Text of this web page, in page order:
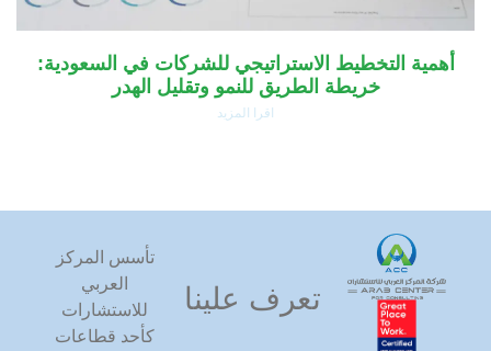
أهمية التخطيط الاستراتيجي للشركات في السعودية:
خريطة الطريق للنمو وتقليل الهدر
اقرا المزيد
تأسس المركز
العربي
للاستشارات
كأحد قطاعات
تعرف علينا